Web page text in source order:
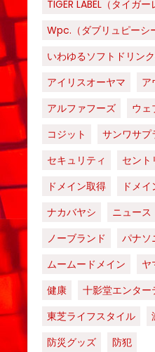
TIGER LABEL（タイガー
Wpc.（ダブリュピーシ
いわゆるソフトドリン
アイリスオーヤマ
ア
アルファフーズ
ウェ
コジット
サンワサプ
セキュリティ
セント
ドメイン取得
ドメ
ナカバヤシ
ニュース
ノーブランド
パナソ
ムームードメイン
ヤ
健康
十影堂エンター
東芝ライフスタイル
防災グッズ
防犯